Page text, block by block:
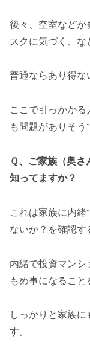
後々、空室などが
スクに気づく、な
普通ならあり得な
ここで引っかか
も問題がありそう
Ｑ、ご家族（奥
知ってますか？
これは家族に内
ないか？を確認す
内緒で投資マンシ
もめ事になること
しっかりと家族
す。